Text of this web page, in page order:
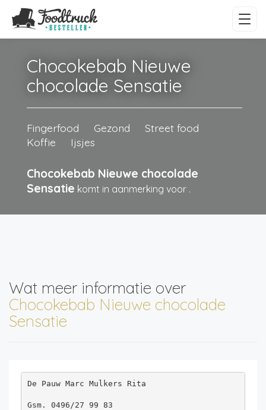
Chocokebab Nieuwe
chocolade Sensatie
Fingerfood Gezond
Street food
Koffie
Ijsjes
Chocokebab Nieuwe chocolade
Sensatie komt in aanmerking voor .
Wat meer informatie over
Chocokebab Nieuwe chocolade
Sensatie
De Pauw Marc Mulkers Rita
Gsm. 0496/27 99 83